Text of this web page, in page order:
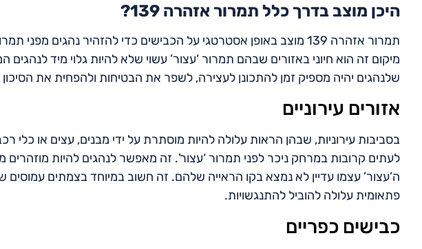
היכן מוצב בדרך כלל תמרור אזהרה 139?
מיקום זה הוא חיוני באזורים שבהם תמרור ‘עצור’ עשוי שלא להיות גלוי מיד
שלנהגים יהיה מספיק זמן להתכונן לעצירה, לשפר את הבטיחות ולהפחית את הסיכון
אזורים עירוניים
לעתים קרובות במרחק ניכר לפני תמרור ‘עצור’. זה מאפשר לנהגים להיות
ה’עצור’ עצמו עדיין לא נמצא בקו הראייה שלהם. זה חשוב במיוחד בצמתים
פתאומית עלולה להוביל להתנגשויות.
כבישים כפריים